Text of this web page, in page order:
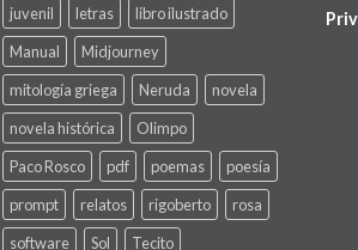
juvenil
letras
libro ilustrado
Manual
Midjourney
mitología griega
Neruda
novela
novela histórica
Olimpo
Paco Rosco
pdf poemas
poesía
prompt
relatos rigoberto
rosa
software
Sol
Tecito